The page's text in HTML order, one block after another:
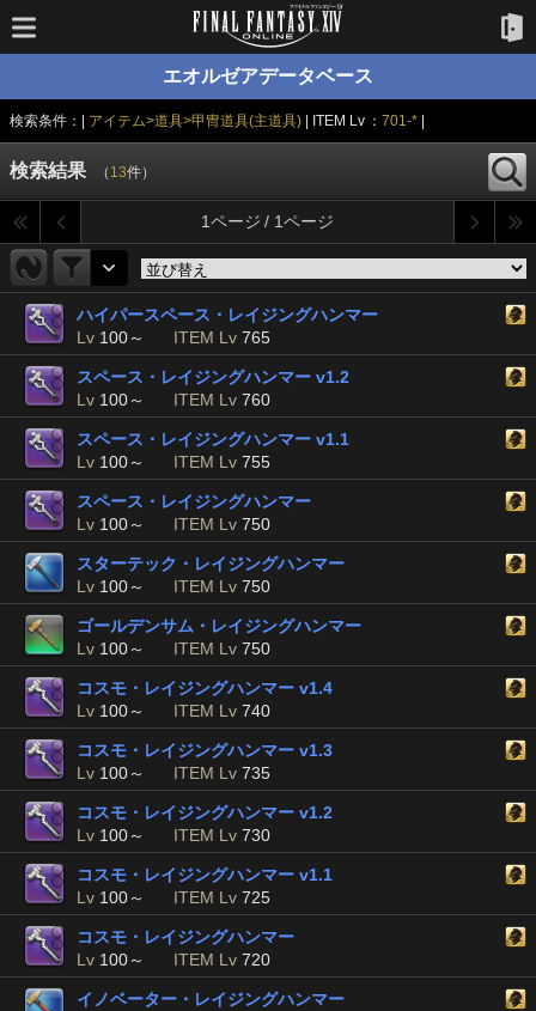
エオルゼアデータベース
検索条件：| アイテム>道具>甲冑道具(主道具) | ITEM Lv ：701-*
検索結果 （ 13件）
1ページ / 1ページ
ハイパースペース・レイジングハンマー
Lv 100～ ITEM Lv 765
スペース・レイジングハンマー v1.2
Lv 100～ ITEM Lv 760
スペース・レイジングハンマー v1.1
Lv 100～ ITEM Lv 755
スペース・レイジングハンマー
Lv 100～ ITEM Lv 750
スターテック・レイジングハンマー
Lv 100～ ITEM Lv 750
ゴールデンサム・レイジングハンマー
Lv 100～ ITEM Lv 750
コスモ・レイジングハンマー v1.4
Lv 100～ ITEM Lv 740
コスモ・レイジングハンマー v1.3
Lv 100～ ITEM Lv 735
コスモ・レイジングハンマー v1.2
Lv 100～ ITEM Lv 730
コスモ・レイジングハンマー v1.1
Lv 100～ ITEM Lv 725
コスモ・レイジングハンマー
Lv 100～ ITEM Lv 720
イノベーター・レイジングハンマー